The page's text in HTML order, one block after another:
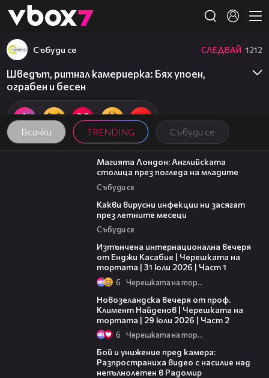
👾
Всички TRENDING Събуди се
Събуди се СЛЕДВАЙ 1212
Шведът, ритнал камериерка: Бях упоен,
ограбен и бесен
05:03
Магията Лондон: Английската
столица през погледа на младите
Събуди се
Какви вирусни инфекции ни засягат
през летните месеци
Събуди се
Изтънчена интернационална вечеря
от Енджи Касабие | Черешката на
тортата | 31 юли 2026 | Част 1
6 Черешката на тортата
Новозеландска вечеря от проф.
Климент Найденов | Черешката на
тортата | 29 юли 2026 | Част 2
6 Черешката на тортата
Бой и унижение пред камера:
Разпространиха видео с насилие над
непълнолетен в Радомир